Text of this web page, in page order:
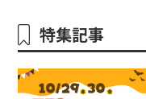
特集記事